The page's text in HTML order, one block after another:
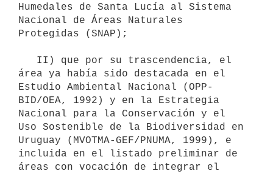
Humedales de Santa Lucía al Sistema
Nacional de Áreas Naturales
Protegidas (SNAP);
área ya había sido destacada en el
Estudio Ambiental Nacional (OPP-
BID/OEA, 1992) y en la Estrategia
Nacional para la Conservación y el
Uso Sostenible de la Biodiversidad en
Uruguay (MVOTMA-GEF/PNUMA, 1999), e
incluida en el listado preliminar de
áreas con vocación de integrar el